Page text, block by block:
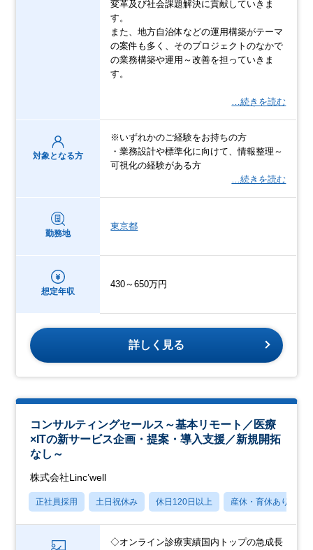
変革及び社会課題解決に貢献していきま
す。
また、地方自治体などの運用構築がテーマ
の案件も多く、そのプロジェクトのなかで
の業務構築や運用～改善を担っていきま
す。
…続きを読む
対象となる方
※いずれかのご経験をお持ちの方
・業務設計や標準化に向けて、情報整理～
可視化の経験がある方
…続きを読む
勤務地
東京都
想定年収
430～650万円
詳しく見る
コンサルティングセールス～基本リモート／医療
×ITの新サービス企画・提案・導入支援／新規開拓
なし～
株式会社Linc’well
正社員採用 土日祝休み 休日120日以上 産休・育休あり
◇オンライン診療実績国内トップの急成長